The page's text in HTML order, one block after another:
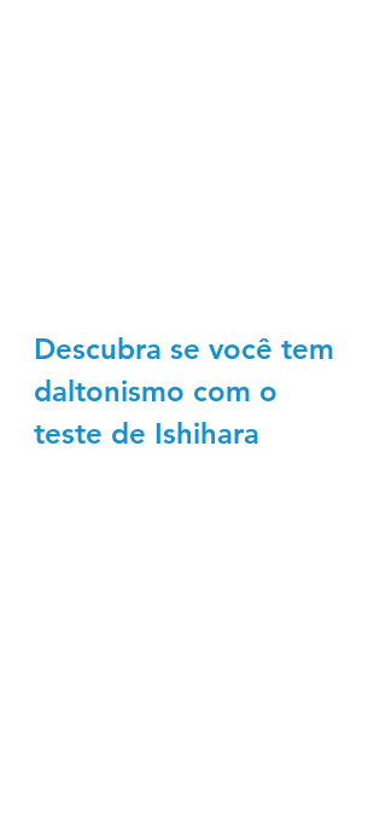
Descubra se você tem
daltonismo com o
teste de Ishihara